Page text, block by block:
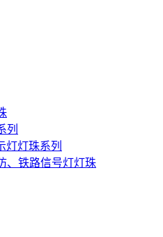
列
灯灯珠系列
、铁路信号灯灯珠